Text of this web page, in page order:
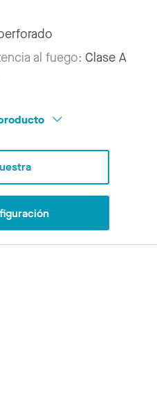
al fuego:Clase A